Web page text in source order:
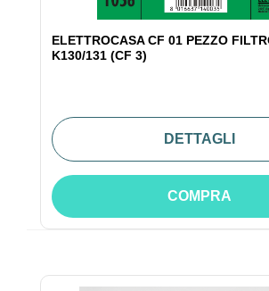
ELETTROCASA CF 01 PEZZO
K130/131 (CF 3)
DETTAGLI
COMPRA